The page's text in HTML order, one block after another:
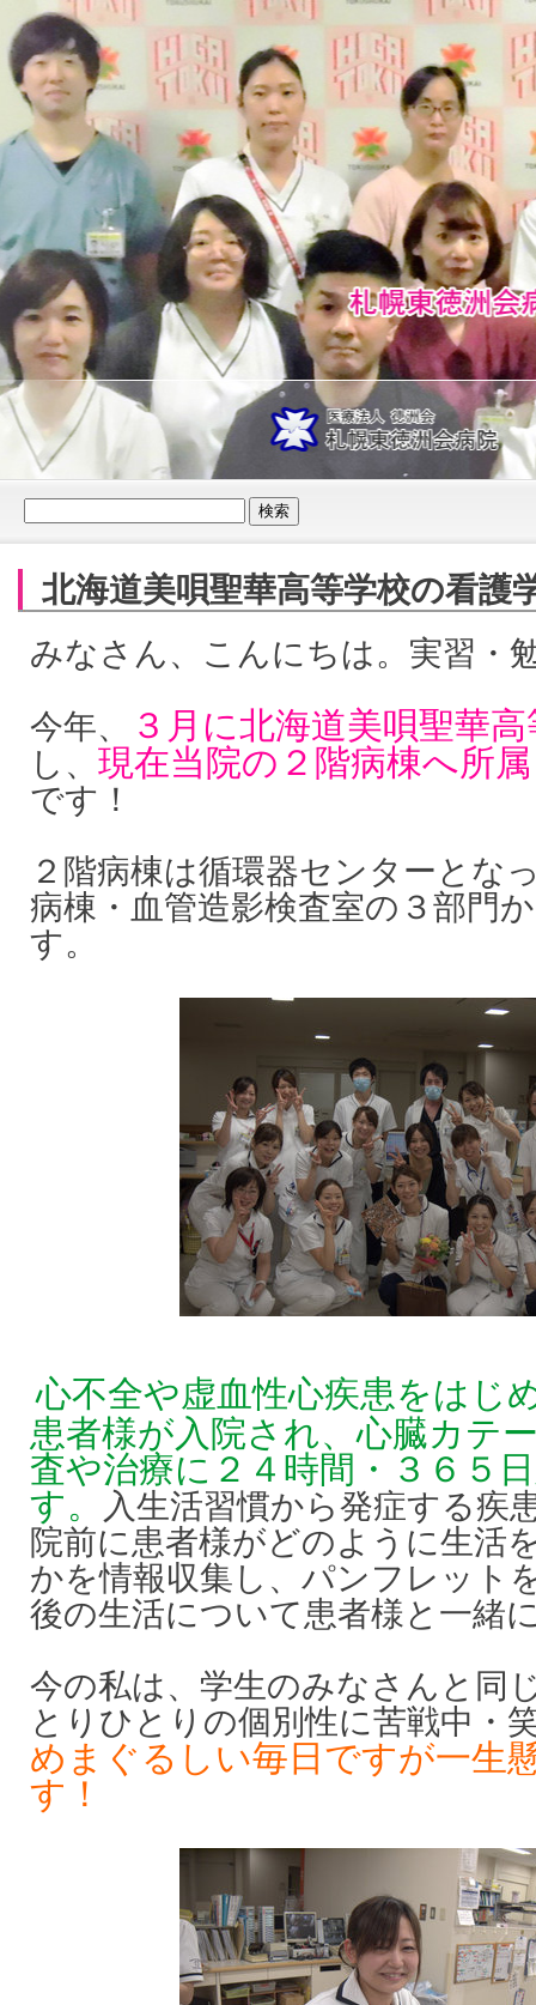
北海道美唄聖華高等学校の看護
みなさん、こんにちは。実習・
今年、
３月に北海道美唄聖華
し、 現在当院の２階病棟へ所
です！
２階病棟は循環器センターとな
病棟・血管造影検査室の３部門
す。
心不全や虚血性心疾患をはじ
患者様が入院され、心臓カテ
査や治療に２４時間・３６５
す。
入生活習慣から発症する疾
院前に患者様がどのように生活
かを情報収集し、パンフレット
後の生活について患者様と一緒
今の私は、学生のみなさんと同
とりひとりの個別性に苦戦中
めまぐるしい毎日ですが一生
す！